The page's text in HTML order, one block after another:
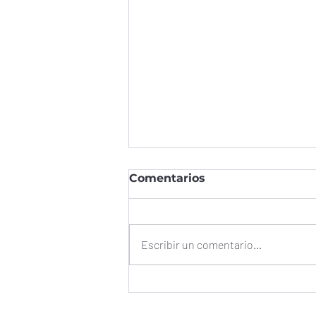
Comentarios
Escribir un comentario...